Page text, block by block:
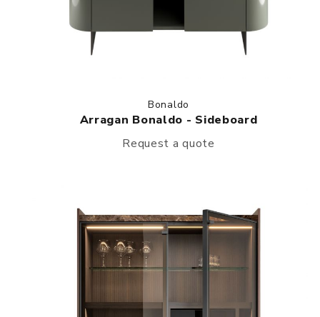
Bonaldo
Arragan Bonaldo - Sideboard
Request a quote